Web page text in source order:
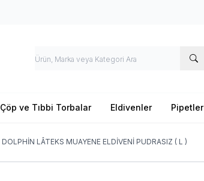
Çöp ve Tıbbi Torbalar Eldivenler Pipetler
DOLPHİN LÂTEKS MUAYENE ELDİVENİ PUDRASIZ ( L )